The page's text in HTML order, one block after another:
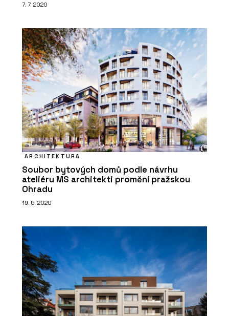
ČLÁNKY
Vícepodlažní dřevostavba TIMBER
PRAHA s podlahovým vytápěním
REHAU
Potrubní systémy - REHAU
7. 7. 2020
ARCHITEKTURA
Soubor bytových domů podle návrhu
ateliéru MS architekti promění pražskou
Ohradu
19. 5. 2020